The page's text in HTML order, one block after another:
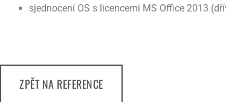
sjednocení OS s licencemi MS Office 2013
ZPĚT NA REFERENCE